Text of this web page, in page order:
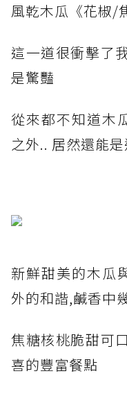
風乾木瓜《花椒/
這一道很衝擊了
是驚豔
從來都不知道木
之外.. 居然還能
新鮮甜美的木瓜
外的和諧,鹹香中
焦糖核桃脆甜可
喜的豐富餐點